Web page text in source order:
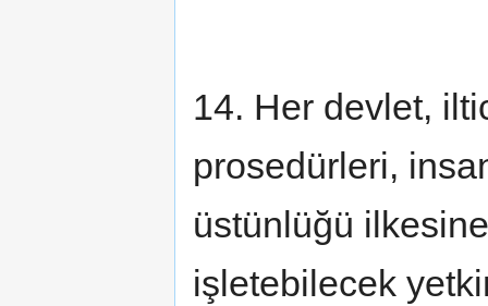
14. Her devlet,
prosedürleri,
üstünlüğü
işletebilecek